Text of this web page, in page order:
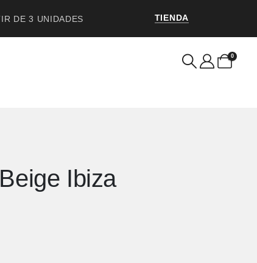
DE 3 UNIDADES TIENDA
0
Ibiza